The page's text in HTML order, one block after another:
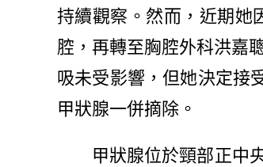
持續觀察。然而，近期她
腔，再轉至胸腔外科洪嘉
吸未受影響，但她決定接
甲狀腺一併摘除。
甲狀腺位於頸部正中央